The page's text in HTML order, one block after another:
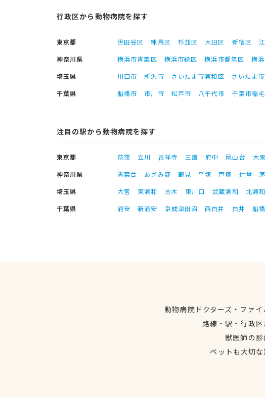
行政区から動物病院を探す
東京都 世田谷区 練馬区 杉並区 大田区 新宿区
神奈川県
横浜市青葉区 横浜市緑区 横浜市都筑区 横
埼玉県
川口市 所沢市 さいたま市浦和区 さいたま
千葉県
船橋市 市川市 松戸市 八千代市 千葉市稲
注目の駅から動物病院を探す
東京都 荻窪 立川 吉祥寺 三鷹 府中 尾山台 大
神奈川県
青葉台 あざみ野 鶴見 平塚 戸塚 辻堂
埼玉県
大宮 東浦和 志木 東川口 武蔵浦和 北浦和
千葉県
浦安 新浦安 京成津田沼 西白井 白井 船橋
動物病院ドクターズ・ファ
路線・駅・行政
獣医師の
ペットも大切